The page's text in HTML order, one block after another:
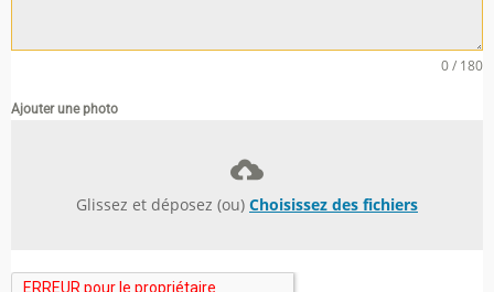
0 / 180
Ajouter une photo
Glissez et déposez (ou) Choisissez des fichiers